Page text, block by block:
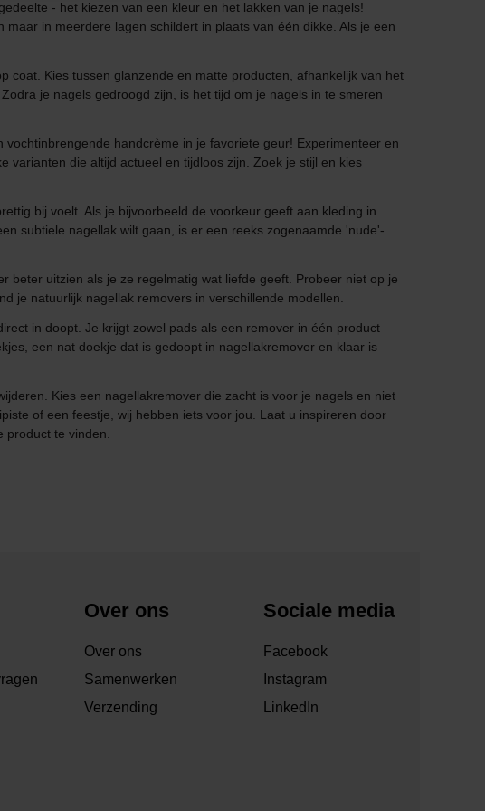
- het kiezen van een kleur en het lakken van je nagels!
in meerdere lagen schildert in plaats van één dikke. Als je een
coat. Kies tussen glanzende en matte producten, afhankelijk van het
je nagels gedroogd zijn, is het tijd om je nagels in te smeren
handcrème in je favoriete geur! Experimenteer en
varianten die altijd actueel en tijdloos zijn. Zoek je stijl en kies
bij voelt. Als je bijvoorbeeld de voorkeur geeft aan kleding in
subtiele nagellak wilt gaan, is er een reeks zogenaamde 'nude'-
beter uitzien als je ze regelmatig wat liefde geeft. Probeer niet op je
je natuurlijk nagellak removers in verschillende modellen.
in doopt. Je krijgt zowel pads als een remover in één product
een nat doekje dat is gedoopt in nagellakremover en klaar is
Kies een nagellakremover die zacht is voor je nagels en niet
of een feestje, wij hebben iets voor jou. Laat u inspireren door
product te vinden.
Over ons
Over ons
Samenwerken
Verzending
Sociale media
Facebook
Instagram
LinkedIn